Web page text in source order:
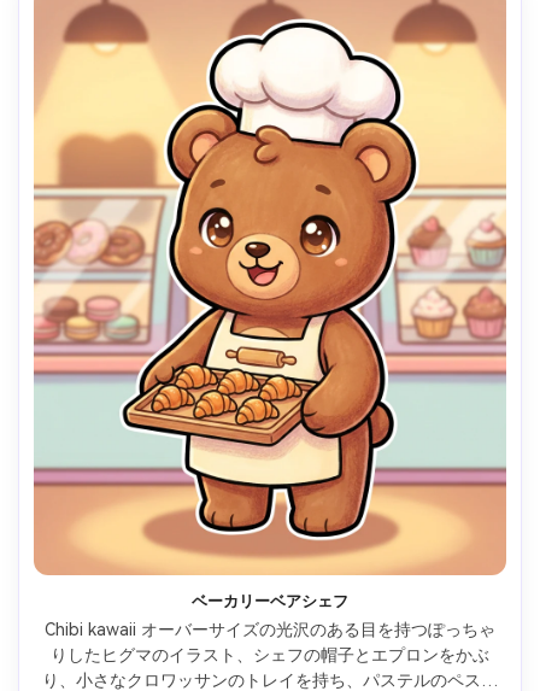
ベーカリーベアシェフ
Chibi kawaii オーバーサイズの光沢のある目を持つぽっちゃ
りしたヒグマのイラスト、シェフの帽子とエプロンをかぶ
り、小さなクロワッサンのトレイを持ち、パステルのペスト